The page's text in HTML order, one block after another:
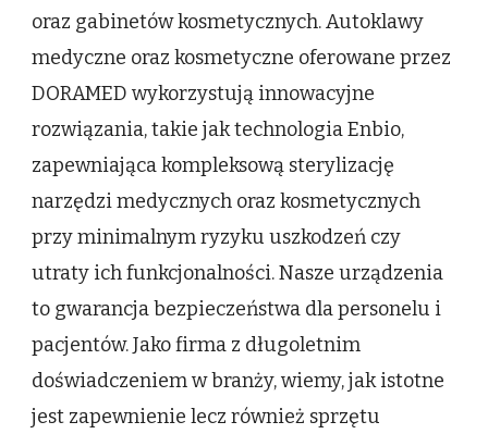
oraz gabinetów kosmetycznych. Autoklawy
medyczne oraz kosmetyczne oferowane przez
DORAMED wykorzystują innowacyjne
rozwiązania, takie jak technologia Enbio,
zapewniająca kompleksową sterylizację
narzędzi medycznych oraz kosmetycznych
przy minimalnym ryzyku uszkodzeń czy
utraty ich funkcjonalności. Nasze urządzenia
to gwarancja bezpieczeństwa dla personelu i
pacjentów. Jako firma z długoletnim
doświadczeniem w branży, wiemy, jak istotne
jest zapewnienie lecz również sprzętu